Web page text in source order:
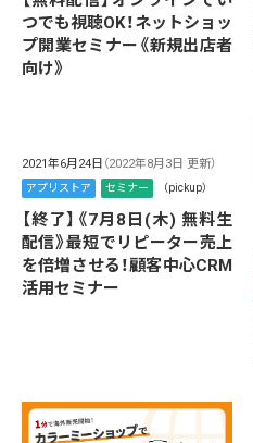
つでも視聴OK！ネットショッ
プ開業セミナー《新規出店者
向け》
2021年6月24日 （2022年8月3日 更新）
アプリストア セミナー （pickup）
【終了】《7月8日(木) 無料生
配信》最短でリピーター売上
を倍増させる！顧客中心CRM
活用セミナー